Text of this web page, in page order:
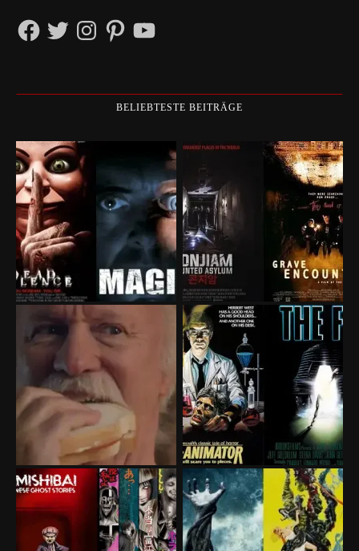
FacebookTwitterInstagramPinterestYouTube
BELIEBTESTE BEITRÄGE